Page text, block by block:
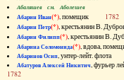
Абаляшев см. Аболешев
Абарин Иван(*), помещик 1782
Абарин Петр(*), крестьянин В.
Абарин Филипп(*), крестьянин В.
Абарина Соломонида(*), вдова,
Абаринов Осип, унтер-лейт. флота
Абатуров Алексей Никитич, фурьер
1782